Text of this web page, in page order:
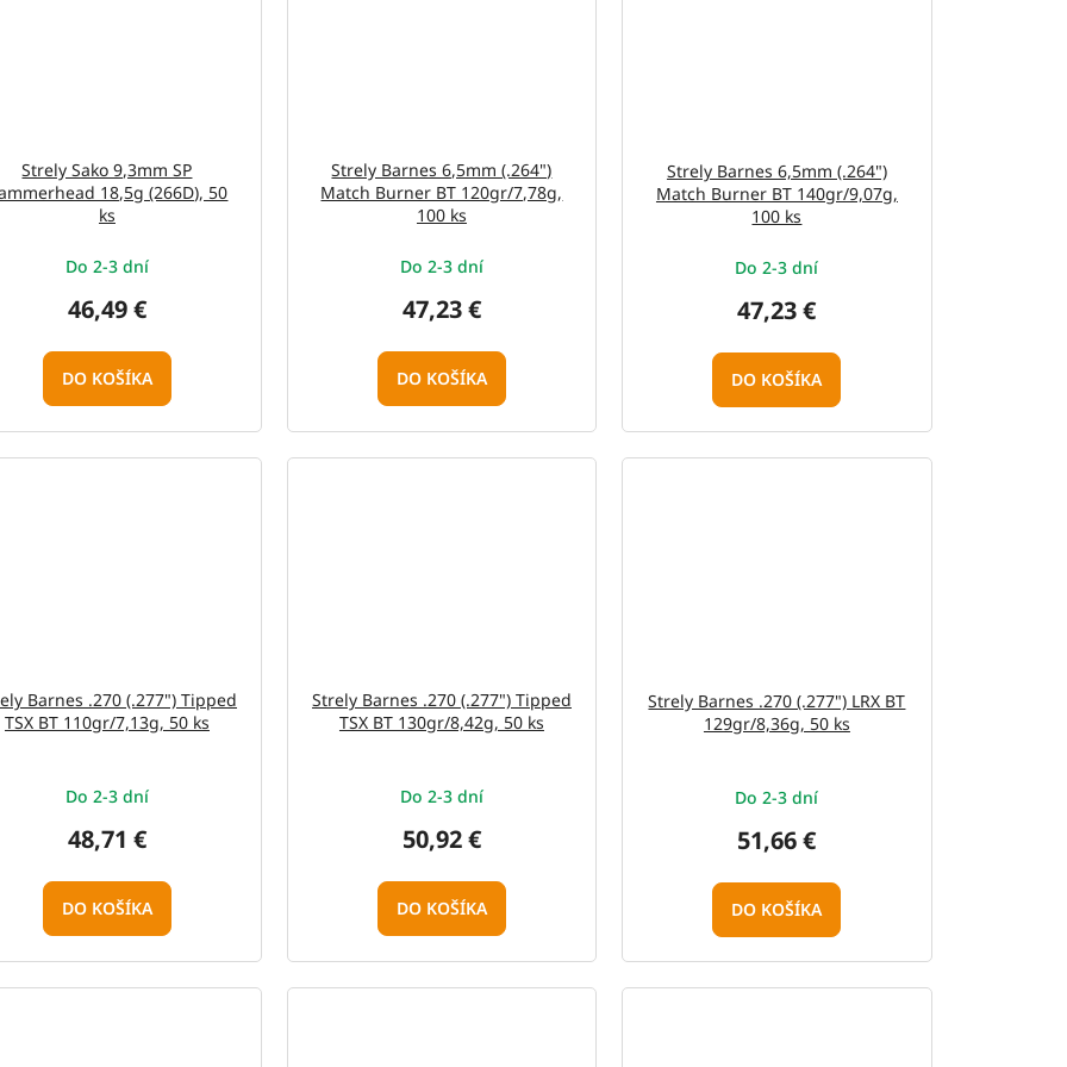
Strely Sako 9,3mm SP
18,5g (266D), 50
ks
Do 2-3 dní
46,49 €
DO KOŠÍKA
Strely Barnes 6,5mm (.264")
Match Burner BT 120gr/7,78g,
100 ks
Do 2-3 dní
47,23 €
DO KOŠÍKA
Strely Barnes 6,5mm (.264")
Match Burner BT 140gr/9,07g,
100 ks
Do 2-3 dní
47,23 €
DO KOŠÍKA
Barnes .270 (.277") Tipped
TSX BT 110gr/7,13g, 50 ks
Do 2-3 dní
48,71 €
DO KOŠÍKA
Strely Barnes .270 (.277") Tipped
TSX BT 130gr/8,42g, 50 ks
Do 2-3 dní
50,92 €
DO KOŠÍKA
Strely Barnes .270 (.277") LRX BT
129gr/8,36g, 50 ks
Do 2-3 dní
51,66 €
DO KOŠÍKA